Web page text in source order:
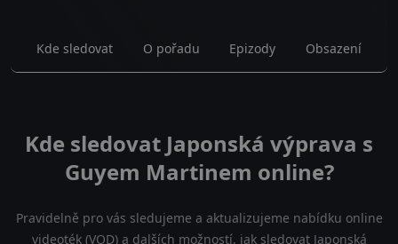
Kde sledovat O pořadu Epizody Obsazení
Kde sledovat Japonská výprava s
Guyem Martinem online?
Pravidelně pro vás sledujeme a aktualizujeme nabídku online
videoték (VOD) a dalších možností, jak sledovat Japonská